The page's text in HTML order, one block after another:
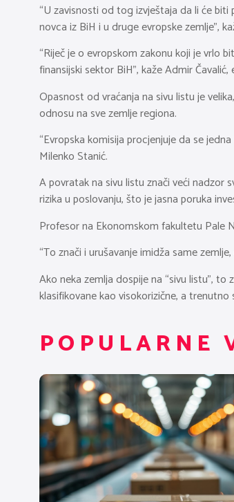
“U zavisnosti od tog izvještaja da li će
novca iz BiH i u druge evropske zemlje”,
“Riječ je o evropskom zakonu koji je vrlo
finansijski sektor BiH”, kaže Admir
Opasnost od vraćanja na sivu listu je
odnosu na sve zemlje regiona.
“Evropska komisija procjenjuje da se
Milenko Stanić.
A povratak na sivu listu znači veći nadzor
rizika u poslovanju, što je jasna poruka
Profesor na Ekonomskom fakultetu Pale
“To znači i urušavanje imidža same
Ako neka zemlja dospije na “sivu listu”,
klasifikovane kao visokorizične, a
POPULARNE